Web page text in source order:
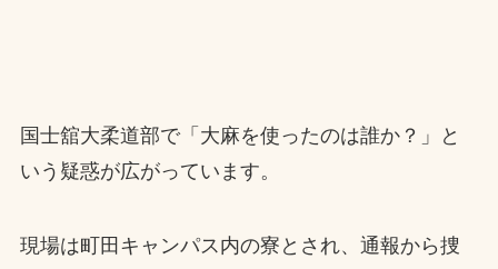
国士舘大柔道部で「大麻を使ったのは誰か？」と
いう疑惑が広がっています。
現場は町田キャンパス内の寮とされ、通報から捜